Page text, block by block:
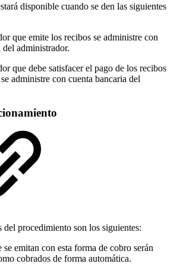
disponible cuando se den las siguientes
que emite los recibos se administre con
del administrador.
que debe satisfacer el pago de los recibos
administre con cuenta bancaria del
del procedimiento son los siguientes:
emitan con esta forma de cobro serán
cobrados de forma automática.